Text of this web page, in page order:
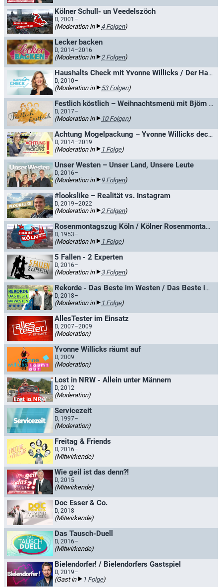
Kölner Schull- un Veedelszöch
D, 2001–
(Moderation in 4 Folgen)
Lecker backen
D, 2014–2016
(Moderation in 2 Folgen)
Haushalts Check mit Yvonne Willicks / Der Haushalts-Check mit Yvonne Willicks
D, 2010–
(Moderation in 53 Folgen)
Festlich köstlich – Weihnachtsmenü mit Björn Freitag & Gästen
D, 2017–
(Moderation in 10 Folgen)
Achtung Mogelpackung – Yvonne Willicks deckt auf
D, 2014–2019
(Moderation in 1 Folge)
Unser Westen – Unser Land, Unsere Leute
D, 2016–
(Moderation in 9 Folgen)
#lookslike – Realität vs. Instagram
D, 2019–2022
(Moderation in 2 Folgen)
Rosenmontagszug Köln / Kölner Rosenmontagszug
D, 1953–
(Moderation in 1 Folge)
5 Fallen - 2 Experten
D, 2016–
(Moderation in 3 Folgen)
Rekorde - Das Beste im Westen / Das Beste im Westen
D, 2018–
(Moderation in 1 Folge)
AllesTester im Einsatz
D, 2007–2009
(Moderation)
Yvonne Willicks räumt auf
D, 2009
(Moderation)
Lost in NRW - Allein unter Männern
D, 2012
(Moderation)
Servicezeit
D, 1997–
(Moderation)
Freitag & Friends
D, 2016–
(Mitwirkende)
Wie geil ist das denn?!
D, 2015
(Mitwirkende)
Doc Esser & Co.
D, 2018
(Mitwirkende)
Das Tausch-Duell
D, 2016–
(Mitwirkende)
Bielendorfer! / Bielendorfers Gastspiel
D, 2019–
(Gast in 1 Folge)